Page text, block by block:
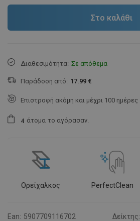
Στο καλάθι
Διαθεσιμότητα: Σε απόθεμα
Παράδοση από: 17.99 €
Επιστροφή ακόμη και μέχρι 100 ημέρες
4 άτομα το αγόρασαν.
Ορείχαλκος PerfectClean
Ean: 5907709116702 Δείκτης: